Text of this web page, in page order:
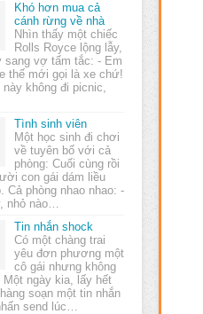
Khó hơn mua cả
cánh rừng về nhà
Nhìn thấy một chiếc
Rolls Royce lộng lẫy,
sang vợ tấm tắc: - Em
thế mới gọi là xe chứ!
không đi picnic,
Tình sinh viên
Một học sinh đi chơi
về tuyên bố với cả
phòng: Cuối cùng rồi
con gái dám liều
Cả phòng nhao nhao: -
nhỏ nào…
Tin nhắn shock
Có một chàng trai
yêu đơn phương một
cô gái nhưng không
Một ngày kia, lấy hết
soạn một tin nhắn
send lúc…